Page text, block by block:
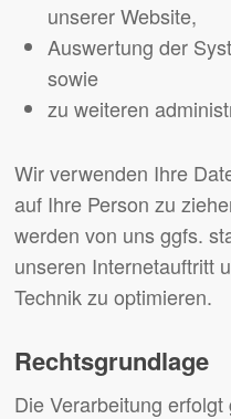
unserer Website,
Auswertung der
sowie
zu weiteren
Wir verwenden Ihre
auf Ihre Person zu
werden von uns ggfs.
unseren Internetauftritt
Technik zu optimieren.
Rechtsgrundlage
Die Verarbeitung